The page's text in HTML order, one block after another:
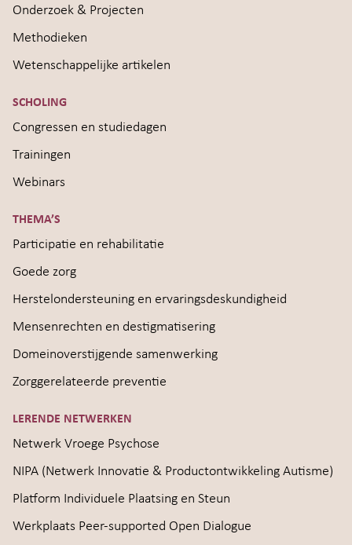
Onderzoek & Projecten
Methodieken
Wetenschappelijke artikelen
SCHOLING
Congressen en studiedagen
Trainingen
Webinars
THEMA’S
Participatie en rehabilitatie
Goede zorg
Herstelondersteuning en ervaringsdeskundigheid
Mensenrechten en destigmatisering
Domeinoverstijgende samenwerking
Zorggerelateerde preventie
LERENDE NETWERKEN
Netwerk Vroege Psychose
NIPA (Netwerk Innovatie & Productontwikkeling Autisme)
Platform Individuele Plaatsing en Steun
Werkplaats Peer-supported Open Dialogue